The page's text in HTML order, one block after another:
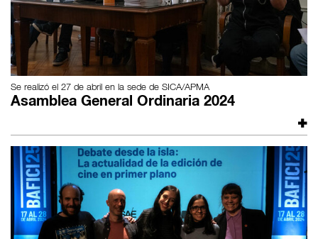
Se realizó el 27 de abril en la sede de SICA/APMA
Asamblea General Ordinaria 2024